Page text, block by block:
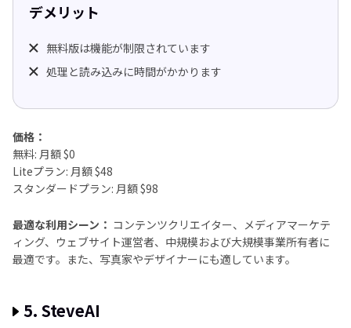
デメリット
無料版は機能が制限されています
処理と読み込みに時間がかかります
価格：
無料: 月額 $0
Liteプラン: 月額 $48
スタンダードプラン: 月額 $98
最適な利用シーン： コンテンツクリエイター、メディアマーケテ
ィング、ウェブサイト運営者、中規模および大規模事業所有者に
最適です。また、写真家やデザイナーにも適しています。
5. SteveAI